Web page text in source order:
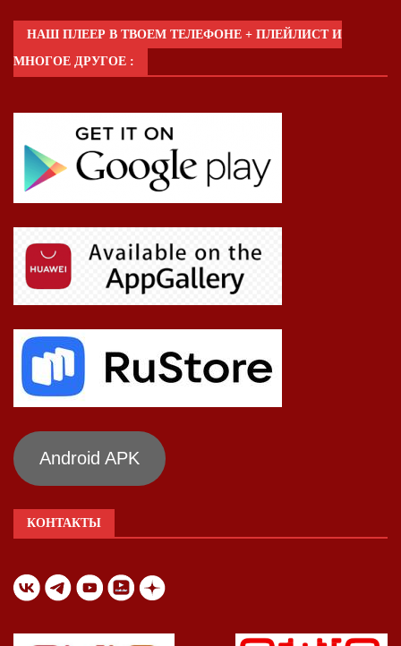
НАШ ПЛЕЕР В ТВОЕМ ТЕЛЕФОНЕ + ПЛЕЙЛИСТ И
МНОГОЕ ДРУГОЕ :
Android APK
КОНТАКТЫ